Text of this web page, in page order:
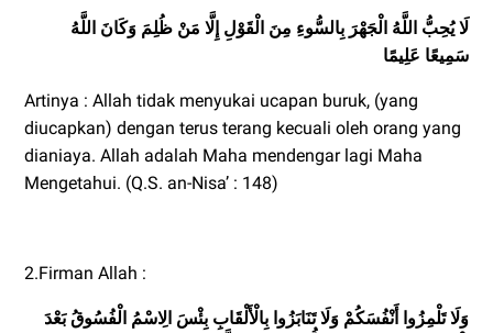
لَا يُحِبُّ اللَّهُ الْجَهْرَ بِالسُّوءِ مِنَ الْقَوْلِ إِلَّا مَنْ ظُلِمَ وَكَانَ اللَّهُ
سَمِيعًا عَلِيمًا
Artinya : Allah tidak menyukai ucapan buruk, (yang
diucapkan) dengan terus terang kecuali oleh orang yang
dianiaya. Allah adalah Maha mendengar lagi Maha
Mengetahui. (Q.S. an-Nisa’ : 148)
2.Firman Allah :
وَلَا تَلْمِزُوا أَنْفُسَكُمْ وَلَا تَنَابَزُوا بِالْأَلْقَابِ بِئْسَ الِاسْمُ الْفُسُوقُ بَعْدَ